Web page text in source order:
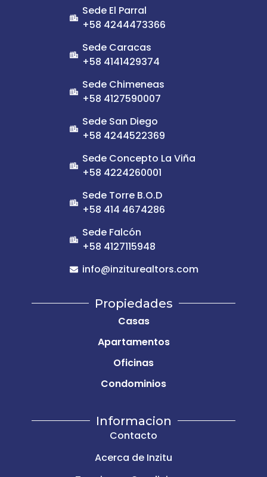
Sede El Parral
+58 4244473366
Sede Caracas
+58 4141429374
Sede Chimeneas
+58 4127590007
Sede San Diego
+58 4244522369
Sede Concepto La Viña
+58 4224260001
Sede Torre B.O.D
+58 414 4674286
Sede Falcón
+58 4127115948
info@inziturealtors.com
Propiedades
Casas
Apartamentos
Oficinas
Condominios
Informacion
Contacto
Acerca de Inzitu